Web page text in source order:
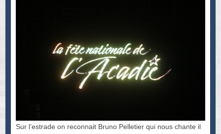
Sur l’estrade on reconnait Bruno Pelletier qui nous chante il